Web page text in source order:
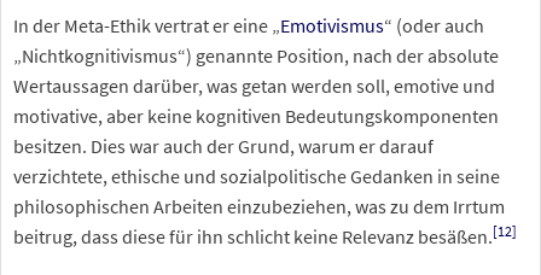
In der Meta-Ethik vertrat er eine „Emotivismus“ (oder auch
„Nichtkognitivismus“) genannte Position, nach der absolute
Wertaussagen darüber, was getan werden soll, emotive und
motivative, aber keine kognitiven Bedeutungskomponenten
besitzen. Dies war auch der Grund, warum er darauf
verzichtete, ethische und sozialpolitische Gedanken in seine
philosophischen Arbeiten einzubeziehen, was zu dem Irrtum
beitrug, dass diese für ihn schlicht keine Relevanz besäßen.[12]